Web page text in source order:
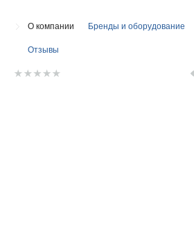
О компании Бренды и оборудование
Отзывы